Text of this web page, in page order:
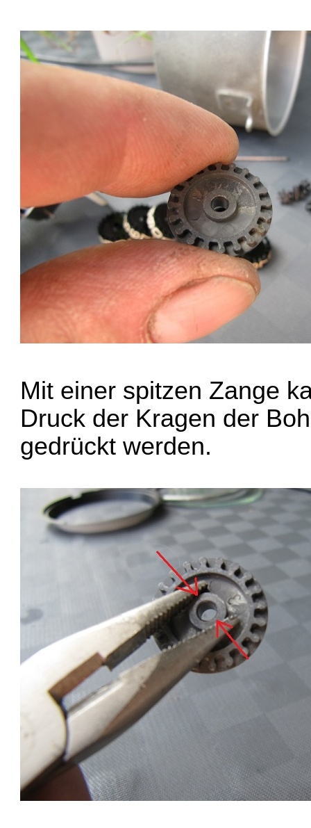
Mit einer spitzen Zange
Druck der Kragen der
gedrückt werden.